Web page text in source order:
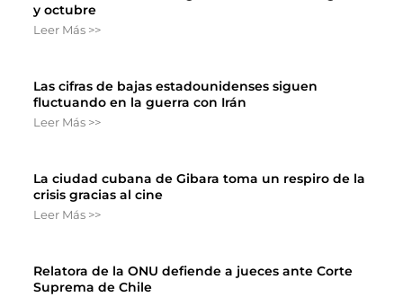
y octubre
Leer Más >>
Las cifras de bajas estadounidenses siguen
fluctuando en la guerra con Irán
Leer Más >>
La ciudad cubana de Gibara toma un respiro de la
crisis gracias al cine
Leer Más >>
Relatora de la ONU defiende a jueces ante Corte
Suprema de Chile